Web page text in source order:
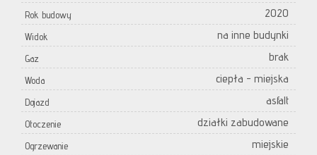
Rok budowy 2020
Widok na inne budynki
Gaz brak
Woda ciepła - miejska
Dojazd asfalt
Otoczenie działki zabudowane
Ogrzewanie miejskie